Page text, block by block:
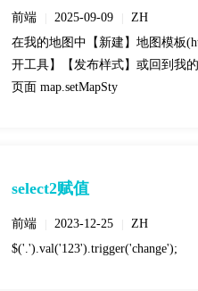
前端 2025-09-09
ZH
在我的地图中【新建】地图模板
开工具】【发布样式】或回到我
页面 map.setMapSty
select2赋值
前端 2023-12-25
ZH
$('.').val('123').trigger('change');